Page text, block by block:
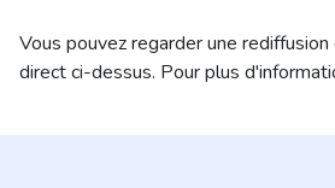
Vous pouvez regarder une
direct ci-dessus. Pour plus